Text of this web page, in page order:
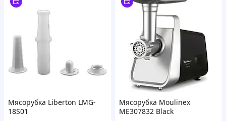
Мясорубка Liberton LMG-
18S01
Мясорубка Moulinex
ME307832 Black